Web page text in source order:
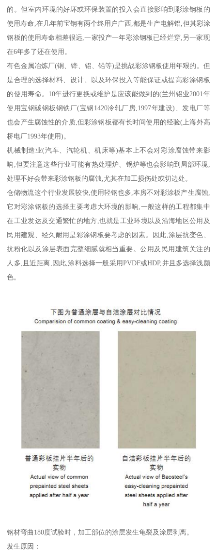
的。但室内环境的好坏或环保装置的投入会直接影响到彩涂钢板的
使用寿命,在几年前宝钢有两个终用户广西,都是生产电解铝,但其彩涂
钢板的使用寿命相差很远,一家投产一年彩涂钢板已经烂穿,另一家现
在6年多了还在使用。
有色金属冶炼厂(铜、铧、铝、铅等)是挑战彩涂钢板使用年艰的。但
是合理的选择材料、设计、以及环保投入等能保证或提高彩涂钢板
的使用寿命。10年进行更换或维护是应该能做到的(兰州铝业2001年
使用宝钢碳钢板钢铁厂(宝钢1420冷轧厂房,1997年建设)、发电厂等
也会产生腐蚀性的介质,但彩涂钢板都有长时间使用的经验(上海外高
桥电厂1993年使用)。
机械制造业(汽车、汽轮机、机床等)基本上不会对彩涂腐蚀带来影
响,但要注意这些行业可能有热处理炉、锅炉等也会影响到局部环境,
处理不好会带来彩涂钢板的腐蚀,尤其在加工损伤处或切边处。
仓储物流这个行业发展较快,使用轻钢也多,本房不对彩涂板产生腐蚀,
它对彩涂钢板的选择主要考虑大环境的影响,一般这样的工程都集中
在工业发达及交通繁忙的地方,也就是工业环境以及沿海地区公用及
民用建观、经久耐用是彩涂钢板要考虑的因素。因此,涂层抗变色、
抗粉化以及涂层表面完整细腻就相当重要。公用及民用建筑关注的
人多,且近距离,因此,涂料选择一般采用PVDF或HDP,并且多选择浅颜
色。
钢材弯曲180度试验时，加工部位的涂层发生龟裂及涂层剥离。
发生原因：